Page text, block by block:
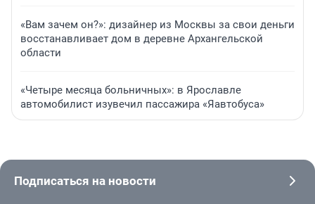
«Вам зачем он?»: дизайнер из Москвы за свои деньги
восстанавливает дом в деревне Архангельской
области
«Четыре месяца больничных»: в Ярославле
автомобилист изувечил пассажира «Яавтобуса»
Подписаться на новости